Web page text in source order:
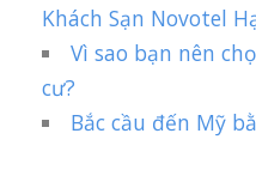
Khách Sạn Novotel
Vì sao bạn nên
cư?
Bắc cầu đến Mỹ